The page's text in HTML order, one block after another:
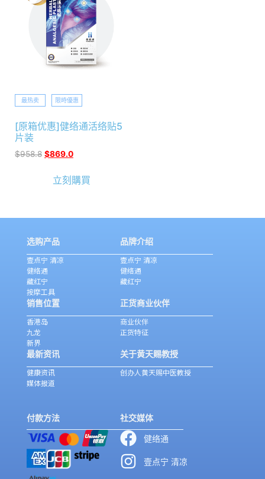
最热卖 限時優惠
[原箱优惠]健络通活络贴5
片装
$958.8 $869.0
立刻購買
选购产品
壹点宁 清凉
健络通
藏红宁
按摩工具
品牌介绍
壹点宁 清凉
健络通
藏红宁
销售位置
香港岛
九龙
新界
正货商业伙伴
商业伙伴
正货特征
最新资讯
健康资讯
媒体报道
关于黄天赐教授
创办人黄天赐中医教授
付款方法 社交媒体
健络通
壹点宁 清凉